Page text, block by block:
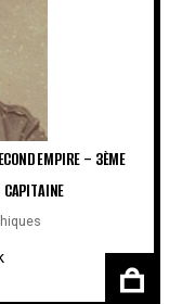
EMPIRE – 3ÈME